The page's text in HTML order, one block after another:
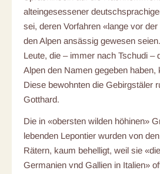
alteingesessener
sei, deren Vorfahren «lange vor
den Alpen ansässig gewesen
Leute, die – immer nach Tschudi –
Alpen den Namen gegeben haben,
Diese bewohnten die Gebirgstäler
Gotthard.
Die in «obersten wilden höhinen»
lebenden Lepontier wurden von
Rätern, kaum behelligt, weil sie
Germanien vnd Gallien in Italien»